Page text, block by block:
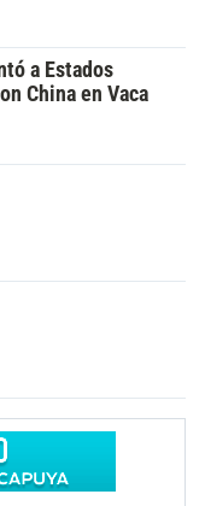
a Estados
China en Vaca